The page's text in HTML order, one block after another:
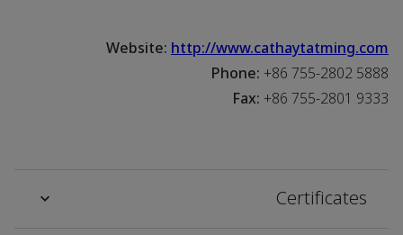
Website:http://www.cathaytatming.com
Phone:+86 755-2802 5888
Fax:+86 755-2801 9333
Certificates